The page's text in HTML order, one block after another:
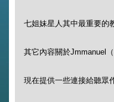
七姐妹星人其中最重要的
其它內容關於Jmmanuel
現在提供一些連接給聽眾